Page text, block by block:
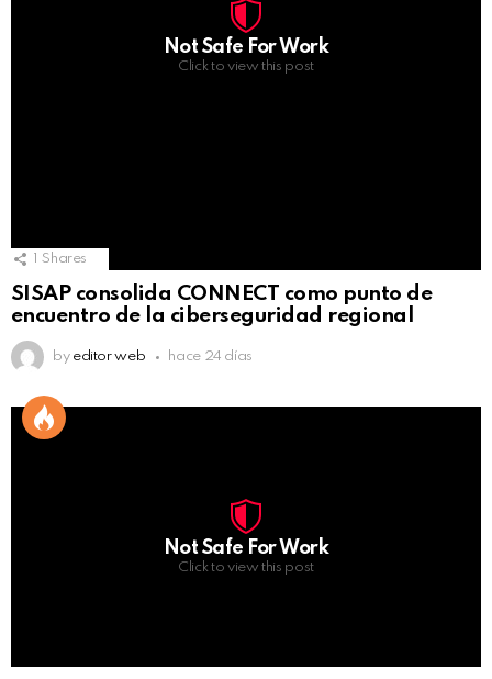
Not Safe For Work
Click to view this post
Shares
SISAP consolida CONNECT como punto de
encuentro de la ciberseguridad regional
by editor web hace 24 días
Not Safe For Work
Click to view this post